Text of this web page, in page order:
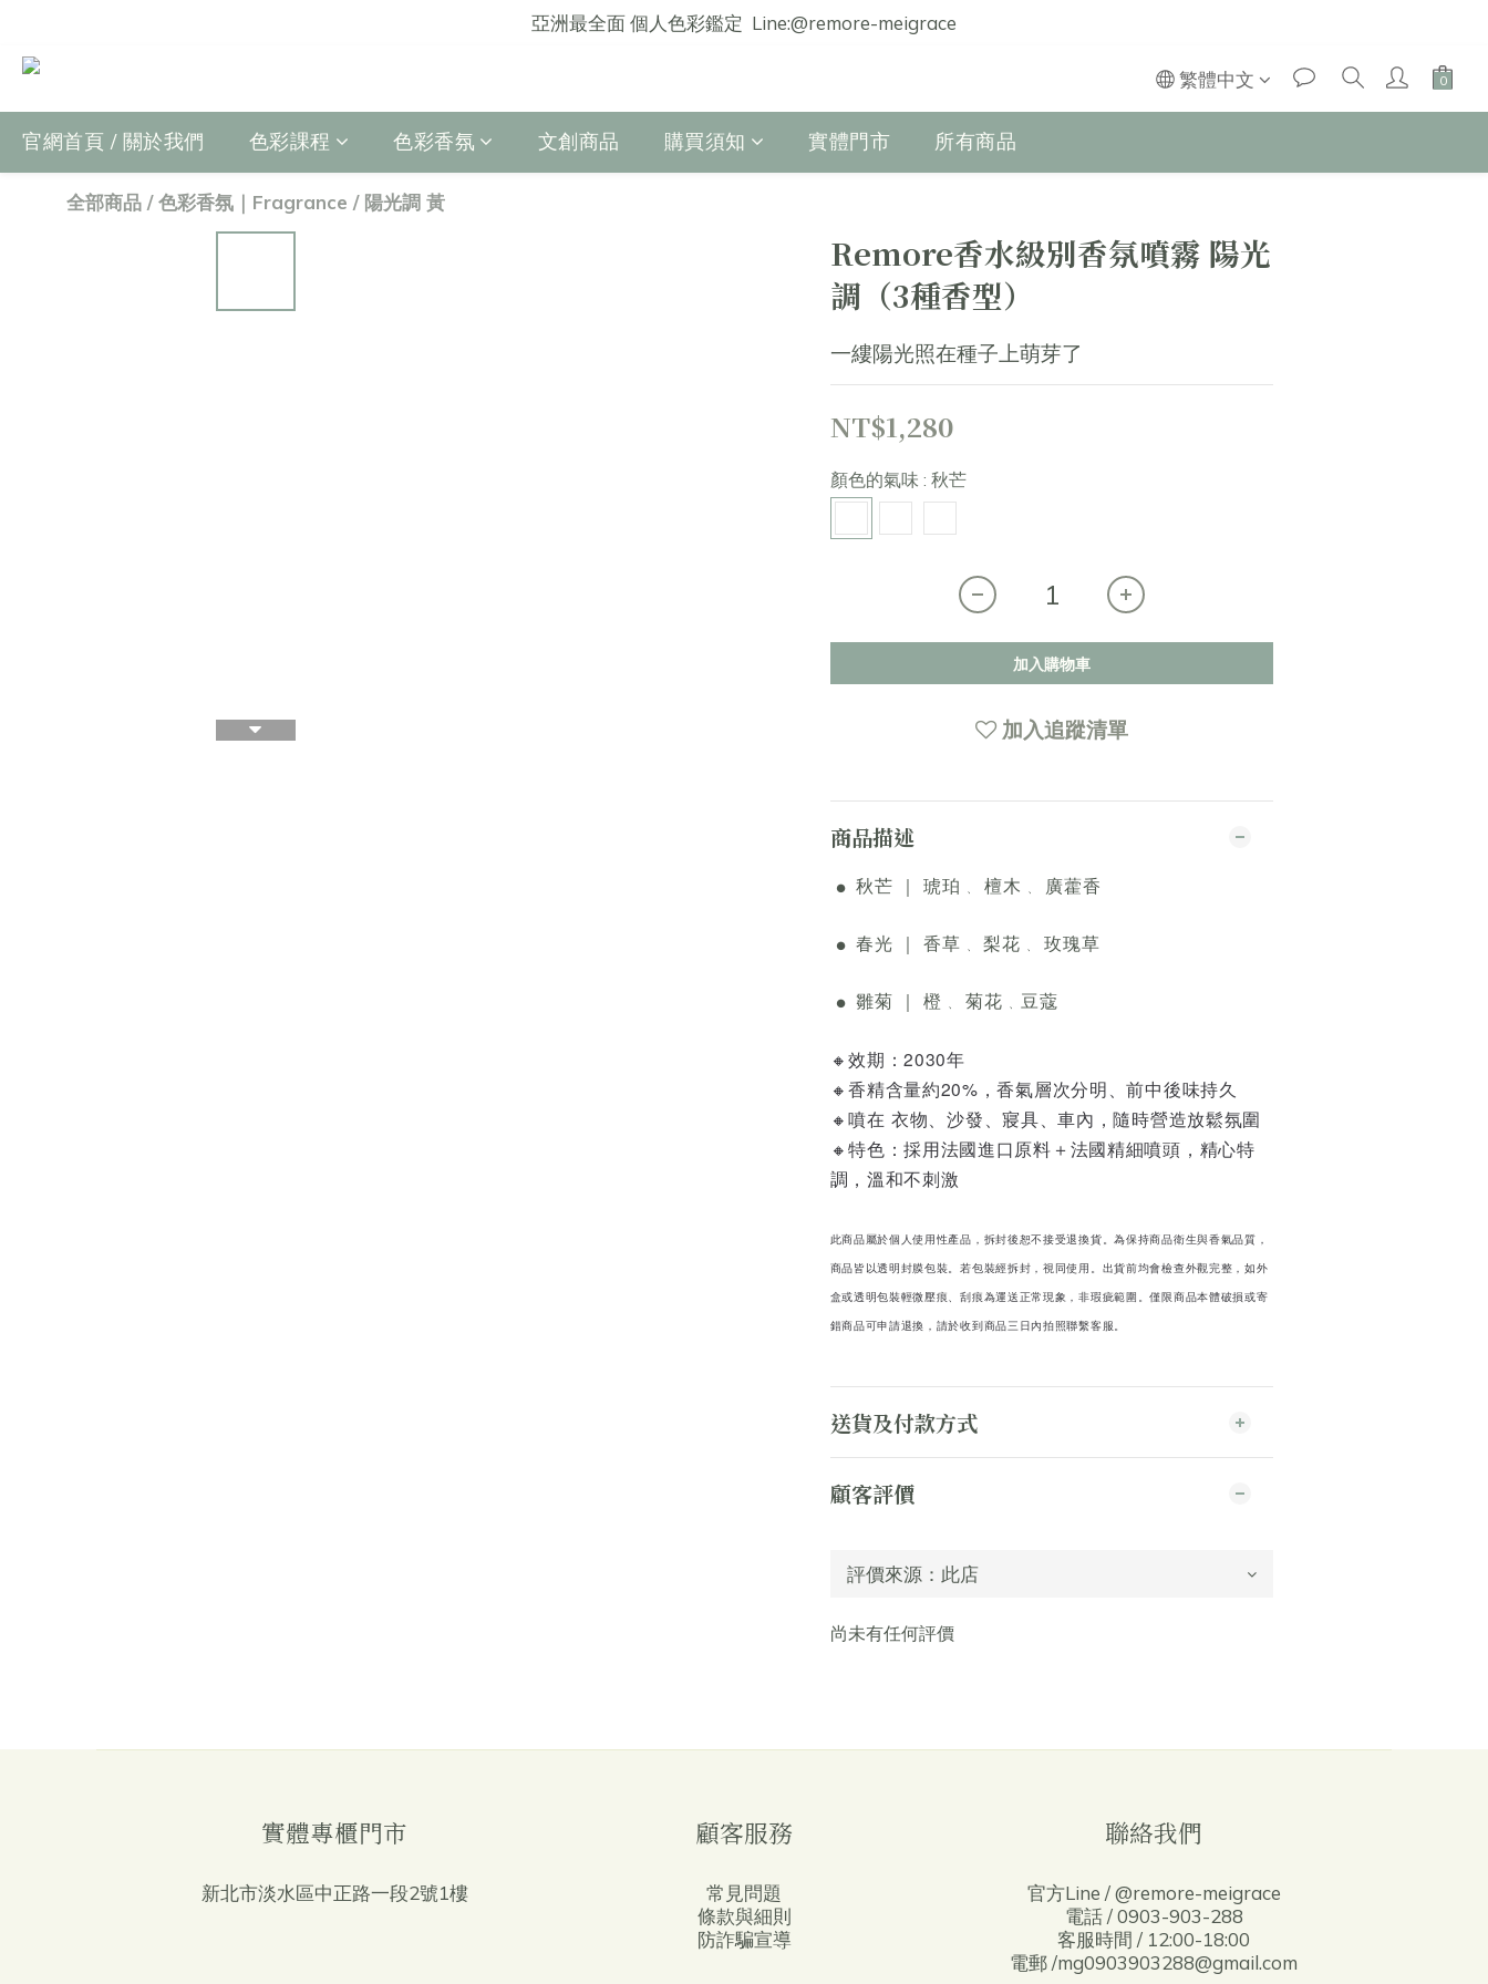
亞洲最全面 個人色彩鑑定  Line:@remore-meigrace
繁體中文
官網首頁 / 關於我們 色彩課程 色彩香氛 文創商品 購買須知 實體門市 所有商品
全部商品 /色彩香氛｜Fragrance / 陽光調 黃
Remore香水級別香氛噴霧 陽光
調（3種香型）
一縷陽光照在種子上萌芽了
NT$1,280
顏色的氣味 : 秋芒
加入購物車
加入追蹤清單
商品描述
● 秋芒 ｜ 琥珀 、 檀木 、 廣藿香
● 春光 ｜ 香草 、 梨花 、 玫瑰草
● 雛菊 ｜ 橙 、 菊花 、 豆蔻
🔸效期：2030年
🔸香精含量約20%，香氣層次分明、前中後味持久
🔸噴在 衣物、沙發、寢具、車內，隨時營造放鬆氛圍
🔸特色：採用法國進口原料＋法國精細噴頭，精心特
調，溫和不刺激
此商品屬於個人使用性產品，拆封後恕不接受退換貨。為保持商品衛生與香氣品質，
商品皆以透明封膜包裝。若包裝經拆封，視同使用。 出貨前均會檢查外觀完整，如外
盒或透明包裝輕微壓痕、刮痕為運送正常現象，非瑕疵範圍。僅限商品本體破損或寄
錯商品可申請退換，請於收到商品三日內拍照聯繫客服。
送貨及付款方式
顧客評價
尚未有任何評價
實體專櫃門市
新北市淡水區中正路一段2號1樓
顧客服務
常見問題
條款與細則
防詐騙宣導
聯絡我們
官方Line / @remore-meigrace
電話 / 0903-903-288
客服時間 / 12:00-18:00
電郵 /mg0903903288@gmail.com